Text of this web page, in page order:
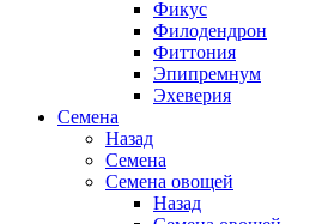
Фикус
Филодендрон
Фиттония
Эпипремнум
Эхеверия
Семена
Назад
Семена
Семена овощей
Назад